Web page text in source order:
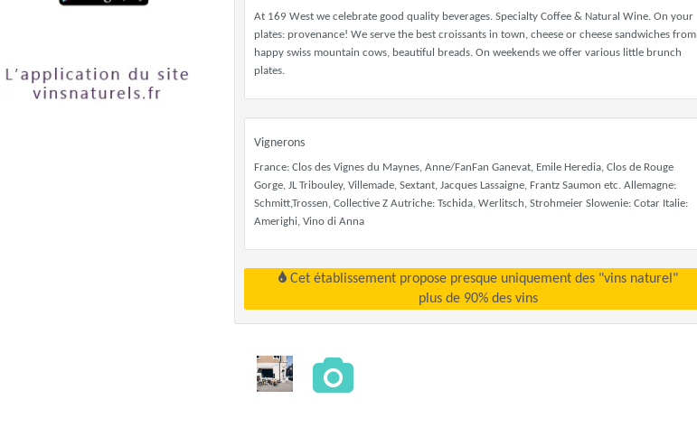
At 169 West we celebrate good quality beverages. Specialty Coffee & Natural Wine. On your
plates: provenance! We serve the best croissants in town, cheese or cheese sandwiches from
happy swiss mountain cows, beautiful breads. On weekends we offer various little brunch
plates.
Vignerons
France: Clos des Vignes du Maynes, Anne/FanFan Ganevat, Emile Heredia, Clos de Rouge
Gorge, JL Tribouley, Villemade, Sextant, Jacques Lassaigne, Frantz Saumon etc. Allemagne:
Schmitt,Trossen, Collective Z Autriche: Tschida, Werlitsch, Strohmeier Slowenie: Cotar Italie:
Amerighi, Vino di Anna
Cet établissement propose presque uniquement des "vins naturel"
plus de 90% des vins